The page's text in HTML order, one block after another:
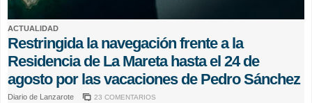
ACTUALIDAD
Restringida la navegación frente a la
Residencia de La Mareta hasta el 24 de
agosto por las vacaciones de Pedro Sánchez
Diario de Lanzarote 23 COMENTARIOS